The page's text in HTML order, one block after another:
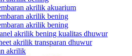
akrilik akuarium
akrilik bening
akrilik bening
akrilik bening kualitas dhuwur
akrilik transparan dhuwur
akrilik